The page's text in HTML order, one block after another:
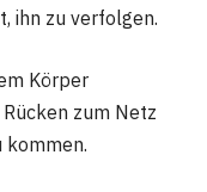
ihn zu verfolgen.
Körper
zum Netz